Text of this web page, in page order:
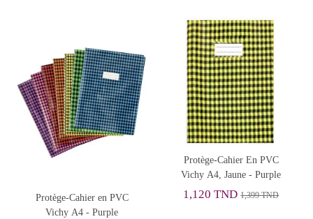
Protège-Cahier en PVC
Vichy A4 - Purple
Protège-Cahier En PVC
Vichy A4, Jaune - Purple
1,120 TND1,399 TND